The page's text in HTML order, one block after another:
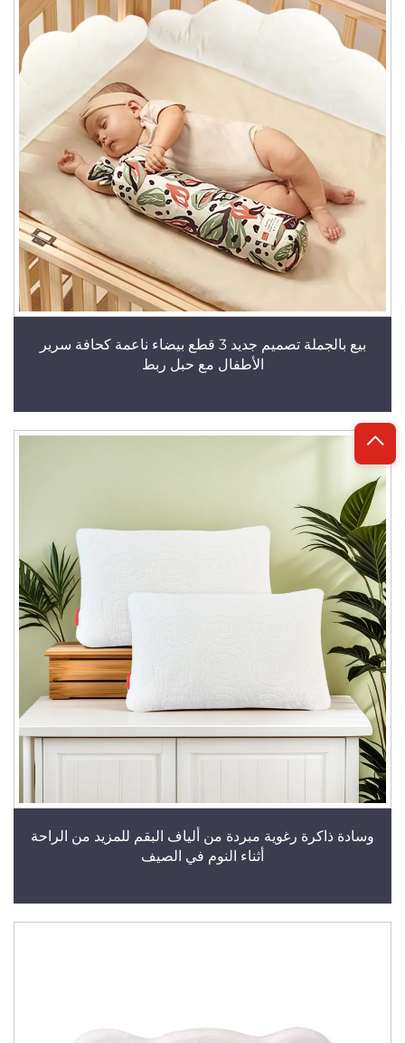
بيع بالجملة تصميم جديد 3 قطع بيضاء ناعمة كحافة سرير
الأطفال مع حبل ربط
وسادة ذاكرة رغوية مبردة من ألياف البقم للمزيد من الراحة
أثناء النوم في الصيف